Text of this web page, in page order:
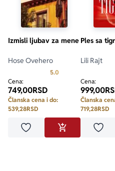
Izmisli ljubav za mene
Hose Ovehero
5.0 Prosecna ocena je
Cena:
749,00RSD
Članska cena i do:
539,28RSD
Dodaj u omiljeneDODAJ U KORPU
Ples sa
Lili Rajt
Cena:
999,00
Članska
719,28RSD